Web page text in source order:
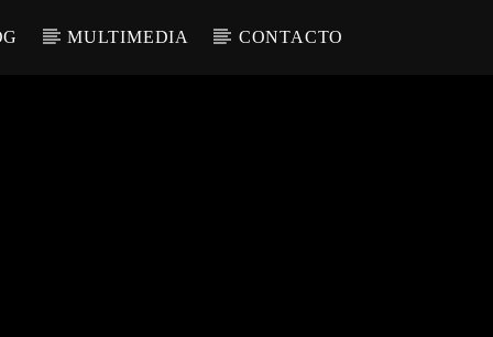
MULTIMEDIA CONTACTO